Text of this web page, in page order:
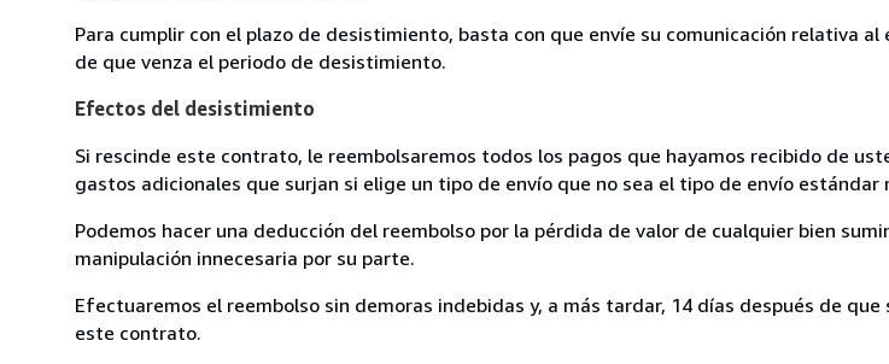
Para cumplir con el plazo de desistimiento, basta con que envíe su comunicación relativa
de que venza el periodo de desistimiento.
Efectos del desistimiento
Si rescinde este contrato, le reembolsaremos todos los pagos que hayamos recibido de
gastos adicionales que surjan si elige un tipo de envío que no sea el tipo de envío estándar
Podemos hacer una deducción del reembolso por la pérdida de valor de cualquier bien
manipulación innecesaria por su parte.
Efectuaremos el reembolso sin demoras indebidas y, a más tardar, 14 días después de
este contrato.